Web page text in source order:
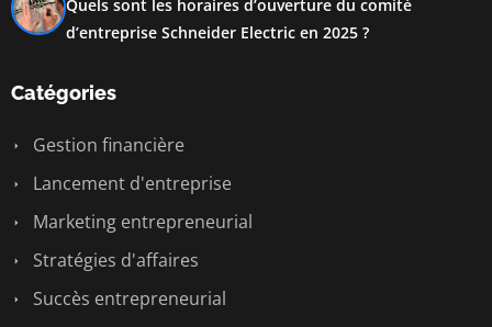
Quels sont les horaires d’ouverture du comité
d’entreprise Schneider Electric en 2025 ?
Catégories
Gestion financière
Lancement d'entreprise
Marketing entrepreneurial
Stratégies d'affaires
Succès entrepreneurial